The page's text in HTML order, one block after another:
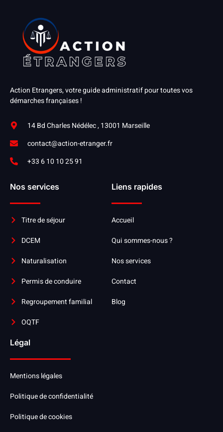
Action Etrangers, votre guide administratif pour toutes vos
démarches françaises !
14 Bd Charles Nédélec , 13001 Marseille
contact@action-etranger.fr
+33 6 10 10 25 91
Nos services
Titre de séjour
DCEM
Naturalisation
Permis de conduire
Regroupement familial
OQTF
Liens rapides
Accueil
Qui sommes-nous ?
Nos services
Contact
Blog
Légal
Mentions légales
Politique de confidentialité
Politique de cookies